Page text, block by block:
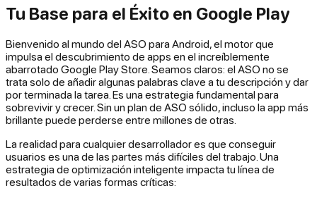
Tu Base para el Éxito en Google Play
Bienvenido al mundo del ASO para Android, el motor que
impulsa el descubrimiento de apps en el increíblemente
abarrotado Google Play Store. Seamos claros: el ASO no se
trata solo de añadir algunas palabras clave a tu descripción y dar
por terminada la tarea. Es una estrategia fundamental para
sobrevivir y crecer. Sin un plan de ASO sólido, incluso la app más
brillante puede perderse entre millones de otras.
La realidad para cualquier desarrollador es que conseguir
usuarios es una de las partes más difíciles del trabajo. Una
estrategia de optimización inteligente impacta tu línea de
resultados de varias formas críticas: